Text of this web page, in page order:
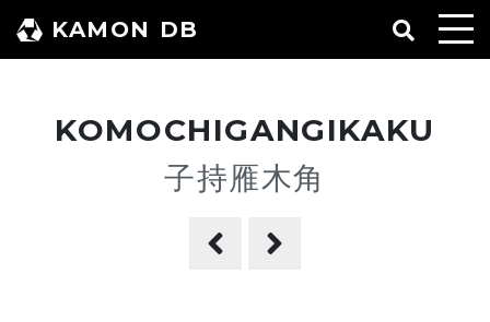
ン
KAMON DB
KOMOCHIGANGIKAKU
子持雁木角